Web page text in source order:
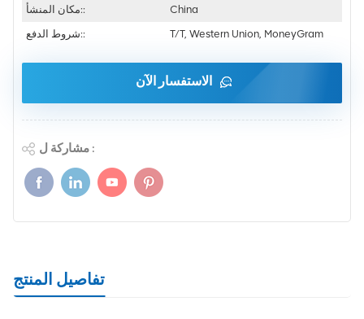
مكان المنشأ::
China
شروط الدفع::
T/T, Western Union, MoneyGram
الاستفسار الآن
مشاركة ل :
تفاصيل المنتج